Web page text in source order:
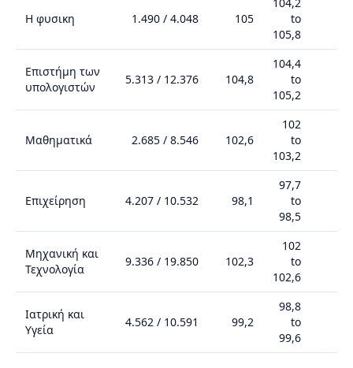
Η φυσικη 1.490 / 4.048 105
to
105,8
Επιστήμη των
υπολογιστών
5.313 / 12.376 104,8
104,4
to
105,2
Μαθηματικά 2.685 / 8.546 102,6
102
to
103,2
Επιχείρηση 4.207 / 10.532 98,1
97,7
to
98,5
Μηχανική και
Τεχνολογία
9.336 / 19.850 102,3
102
to
102,6
Ιατρική και
Υγεία
4.562 / 10.591 99,2
98,8
to
99,6